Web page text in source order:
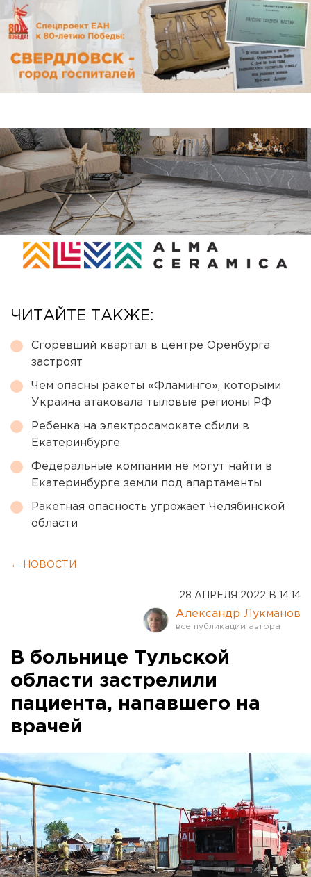
ЧИТАЙТЕ ТАКЖЕ:
Сгоревший квартал в центре Оренбурга
застроят
Чем опасны ракеты «Фламинго», которыми
Украина атаковала тыловые регионы РФ
Ребенка на электросамокате сбили в
Екатеринбурге
Федеральные компании не могут найти в
Екатеринбурге земли под апартаменты
Ракетная опасность угрожает Челябинской
области
← НОВОСТИ
28 АПРЕЛЯ 2022 В 14:14
Александр Лукманов
В больнице Тульской
области застрелили
пациента, напавшего на
врачей